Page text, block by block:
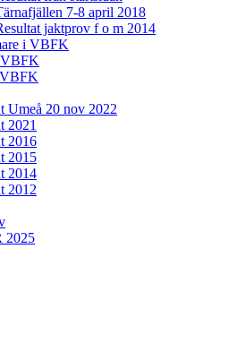
7-8 april 2018
jaktprov f o m 2014
i VBFK
Umeå 20 nov 2022
2021
2016
2015
2014
2012
2025